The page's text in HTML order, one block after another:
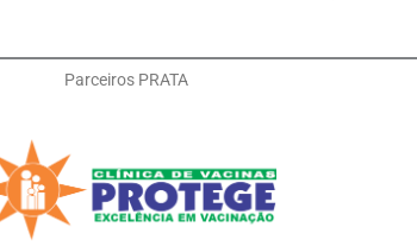
Parceiros PRATA